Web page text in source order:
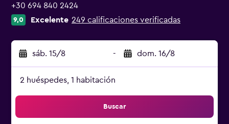
+30 694 840 2424
9,0 Excelente 249 calificaciones verificadas
sáb. 15/8 - dom. 16/8
2 huéspedes, 1 habitación
Buscar